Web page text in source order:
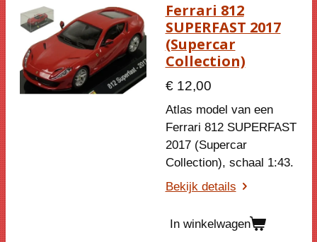
Ferrari 812
SUPERFAST 2017
(Supercar
Collection)
€ 12,00
Atlas model van een
Ferrari 812 SUPERFAST
2017 (Supercar
Collection), schaal 1:43.
Bekijk details
In winkelwagen